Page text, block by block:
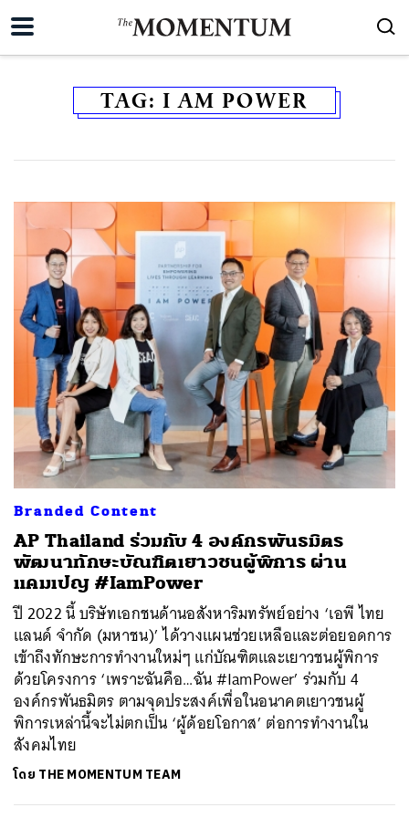
TAG: I AM POWER
Branded Content
AP Thailand ร่วมกับ 4 องค์กรพันธมิตร
พัฒนาทักษะบัณฑิตเยาวชนผู้พิการ ผ่าน
แคมเปญ #IamPower
ปี 2022 นี้ บริษัทเอกชนด้านอสังหาริมทรัพย์อย่าง ‘เอพี ไทย
แลนด์ จำกัด (มหาชน)’ ได้วางแผนช่วยเหลือและต่อยอดการ
เข้าถึงทักษะการทำงานใหม่ๆ แก่บัณฑิตและเยาวชนผู้พิการ
ด้วยโครงการ ‘เพราะฉันคือ…ฉัน #IamPower’ ร่วมกับ 4
องค์กรพันธมิตร ตามจุดประสงค์เพื่อในอนาคตเยาวชนผู้
พิการเหล่านี้จะไม่ตกเป็น ‘ผู้ด้อยโอกาส’ ต่อการทำงานใน
สังคมไทย
โดย THE MOMENTUM TEAM
ค้นหา